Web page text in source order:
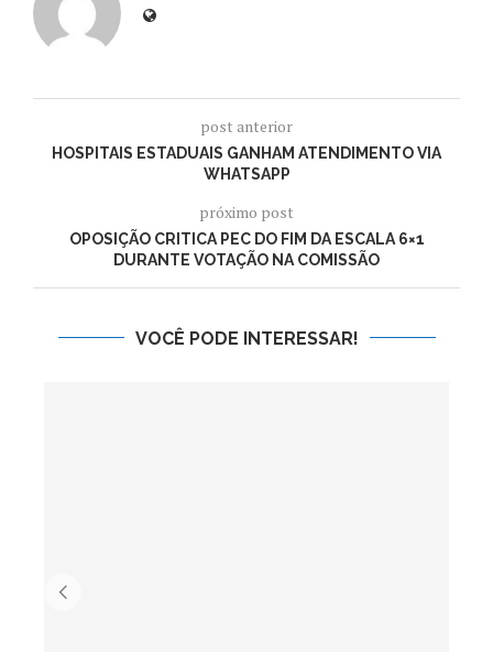
post anterior
HOSPITAIS ESTADUAIS GANHAM ATENDIMENTO VIA
WHATSAPP
próximo post
OPOSIÇÃO CRITICA PEC DO FIM DA ESCALA 6×1
DURANTE VOTAÇÃO NA COMISSÃO
VOCÊ PODE INTERESSAR!